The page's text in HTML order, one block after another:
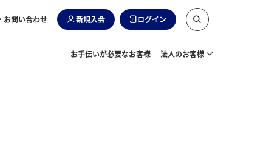
お問い合わせ 新規入会 ログイン
お手伝いが必要なお客様 法人のお客様